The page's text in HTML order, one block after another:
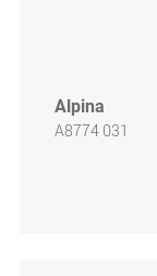
Alpina
A8774 031